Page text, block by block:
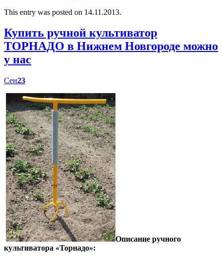
This entry was posted on 14.11.2013.
Купить ручной культиватор
ТОРНАДО в Нижнем Новгороде можно
у нас
Сен23
Описание ручного
культиватора «Торнадо»: